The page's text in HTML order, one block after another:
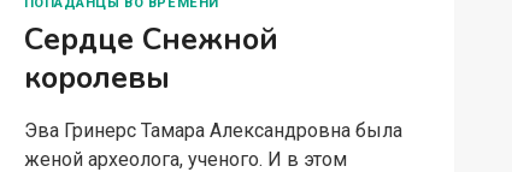
В
ПРИДАЧУ!
ПОПАДАНЦЫ ВО ВРЕМЕНИ
Сердце Снежной
королевы
Эва Гринерс Тамара Александровна была
женой археолога, ученого. И в этом